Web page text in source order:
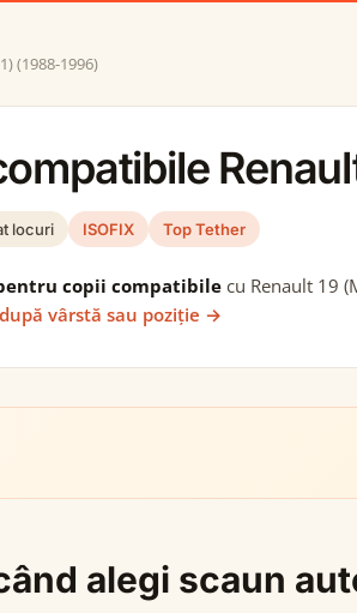
(1988-1996)
locuri ISOFIX Top Tether
copii compatibile cu Renault 19
vârstă sau poziție →
alegi scaun